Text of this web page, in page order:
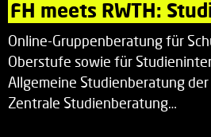
FH meets RWTH:
Online-Gruppenberatung für
Oberstufe sowie für
Allgemeine Studienberatung der
Zentrale Studienberatung…